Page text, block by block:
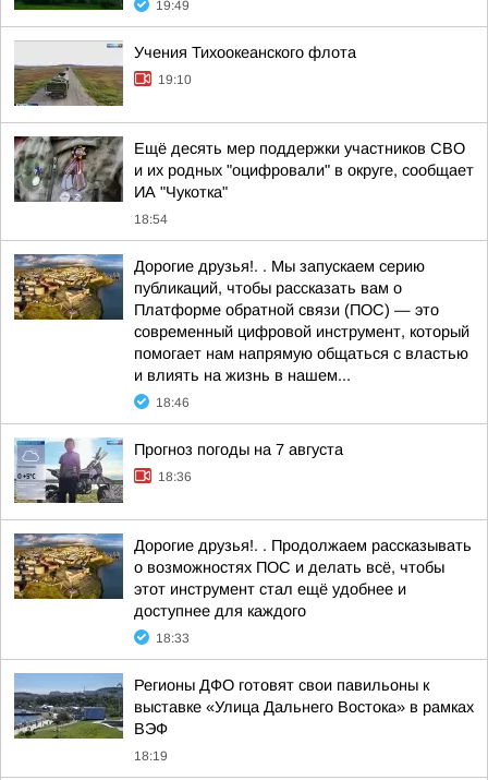
19:49
Учения Тихоокеанского флота
19:10
Ещё десять мер поддержки участников СВО
и их родных "оцифровали" в округе, сообщает
ИА "Чукотка"
18:54
Дорогие друзья!. . Мы запускаем серию
публикаций, чтобы рассказать вам о
Платформе обратной связи (ПОС) — это
современный цифровой инструмент, который
помогает нам напрямую общаться с властью
и влиять на жизнь в нашем...
18:46
Прогноз погоды на 7 августа
18:36
Дорогие друзья!. . Продолжаем рассказывать
о возможностях ПОС и делать всё, чтобы
этот инструмент стал ещё удобнее и
доступнее для каждого
18:33
Регионы ДФО готовят свои павильоны к
выставке «Улица Дальнего Востока» в рамках
ВЭФ
18:19